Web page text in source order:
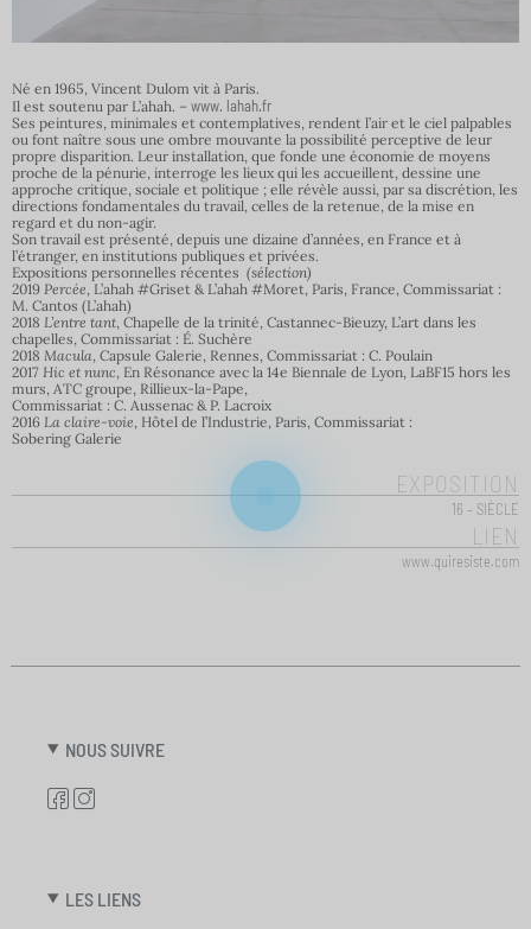
Né en 1965, Vincent Dulom vit à Paris.
Il est soutenu par L’ahah. – www. lahah.fr
Ses peintures, minimales et contemplatives, rendent l’air et le ciel palpables
ou font naître sous une ombre mouvante la possibilité perceptive de leur
propre disparition. Leur installation, que fonde une économie de moyens
proche de la pénurie, interroge les lieux qui les accueillent, dessine une
approche critique, sociale et politique ; elle révèle aussi, par sa discrétion, les
directions fondamentales du travail, celles de la retenue, de la mise en
regard et du non-agir.
Son travail est présenté, depuis une dizaine d’années, en France et à
l’étranger, en institutions publiques et privées.
Expositions personnelles récentes (sélection)
2019 Percée , L’ahah #Griset & L’ahah #Moret, Paris, France, Commissariat :
M. Cantos (L’ahah)
2018 L’entre tant , Chapelle de la trinité, Castannec-Bieuzy, L’art dans les
chapelles, Commissariat : É. Suchère
2018 Macula , Capsule Galerie, Rennes, Commissariat : C. Poulain
2017 Hic et nunc , En Résonance avec la 14e Biennale de Lyon, LaBF15 hors les
murs, ATC groupe, Rillieux-la-Pape,
Commissariat : C. Aussenac & P. Lacroix
2016 La claire-voie , Hôtel de l’Industrie, Paris, Commissariat :
Sobering Galerie
EXPOSITION
16 – SIÈCLE
LIEN
www.quiresiste.com
NOUS SUIVRE
LES LIENS